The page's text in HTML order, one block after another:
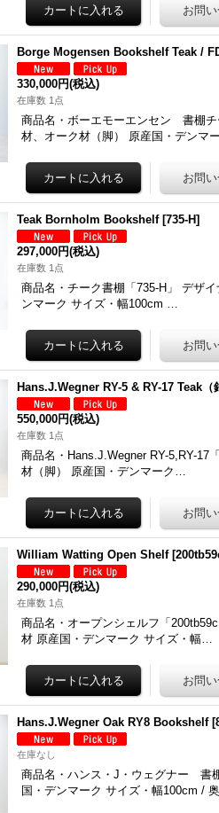
Borge Mogensen Bookshelf Teak /
330,000円(税込)
在庫数 1点
商品名・ボーエモーエンセン 書棚チ
材、オーク材（脚） 原産国・デンマ
Teak Bornholm Bookshelf [735-H]
297,000円(税込)
在庫数 1点
商品名・チーク書棚「735-H」 デザ
ンマーク サイズ・幅100cm …
Hans.J.Wegner RY-5 & RY-17 Teak（
550,000円(税込)
在庫数 1点
商品名・Hans.J.Wegner RY-5,RY-17
材（脚） 原産国・デンマーク…
William Watting Open Shelf [
290,000円(税込)
在庫数 1点
商品名・オープンシェルフ「
材 原産国・デンマーク サイズ・幅…
Hans.J.Wegner Oak RY8 Bookshelf [
在庫なし
商品名・ハンス・J・ウェグナー 書
国・デンマーク サイズ・幅100cm /